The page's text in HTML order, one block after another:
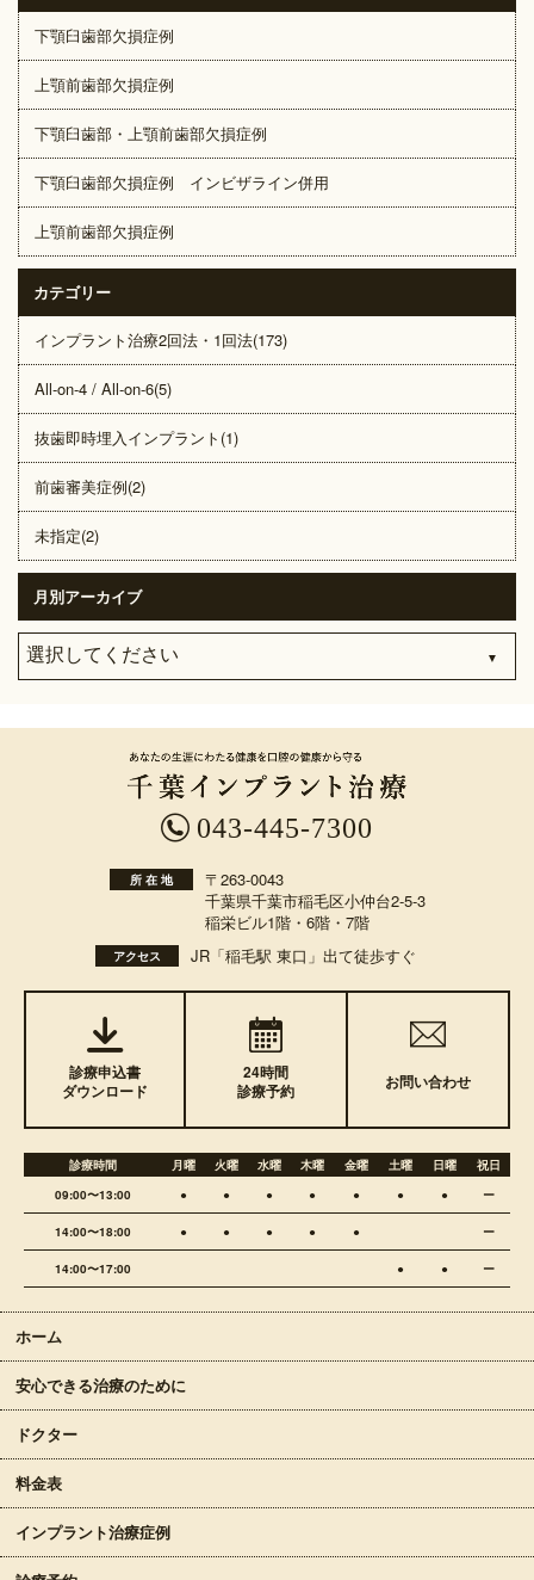
下顎臼歯部欠損症例
上顎前歯部欠損症例
下顎臼歯部・上顎前歯部欠損症例
下顎臼歯部欠損症例 インビザライン併用
上顎前歯部欠損症例
カテゴリー
インプラント治療2回法・1回法(173)
All-on-4 / All-on-6(5)
抜歯即時埋入インプラント(1)
前歯審美症例(2)
未指定(2)
月別アーカイブ
043-445-7300
所 在 地
〒263-0043
千葉県千葉市稲毛区小仲台2-5-3
稲栄ビル1階・6階・7階
アクセス JR「稲毛駅 東口」出て徒歩すぐ
診療申込書
ダウンロード
24時間
診療予約
お問い合わせ
診療時間 月曜 火曜 水曜 木曜 金曜 土曜 日曜
祝日
09:00〜13:00
● ● ● ● ● ● ● ー
14:00〜18:00 ● ● ● ● ● ー
14:00〜17:00 ● ● ー
ホーム
安心できる治療のために
ドクター
料金表
インプラント治療症例